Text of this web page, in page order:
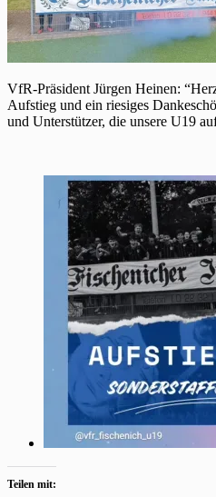
VfR-Präsident Jürgen Heinen:
Aufstieg und ein riesiges
und Unterstützer, die unsere U19
Teilen mit: